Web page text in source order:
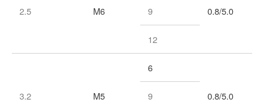
2.5 Μ6 0.8/5.0
9
12
3.2 Μ5
6
0.8/5.0
9